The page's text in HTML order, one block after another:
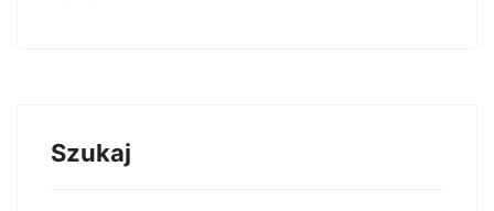
Szukaj